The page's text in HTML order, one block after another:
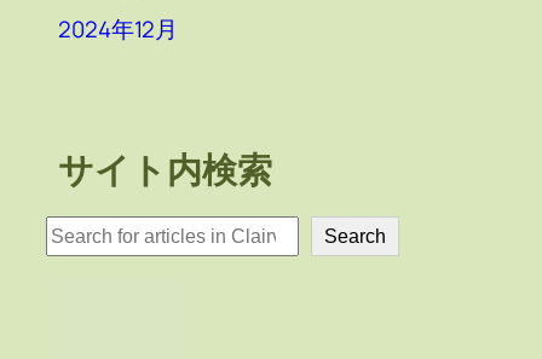
2024年12月
サイト内検索
検
索
Search